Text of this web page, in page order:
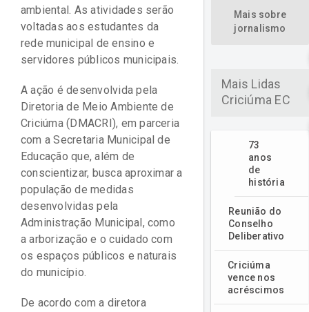
ambiental. As atividades serão
voltadas aos estudantes da
rede municipal de ensino e
servidores públicos municipais.
A ação é desenvolvida pela
Diretoria de Meio Ambiente de
Criciúma (DMACRI), em parceria
com a Secretaria Municipal de
Educação que, além de
conscientizar, busca aproximar a
população de medidas
desenvolvidas pela
Administração Municipal, como
a arborização e o cuidado com
os espaços públicos e naturais
do município.
De acordo com a diretora
Mais sobre
jornalismo
Mais Lidas
Criciúma EC
73
anos
de
história
Reunião do
Conselho
Deliberativo
Criciúma
vence nos
acréscimos